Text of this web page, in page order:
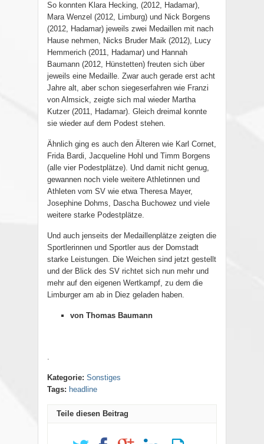
So konnten Klara Hecking, (2012, Hadamar),
Mara Wenzel (2012, Limburg) und Nick Borgens
(2012, Hadamar) jeweils zwei Medaillen mit nach
Hause nehmen, Nicks Bruder Maik (2012), Lucy
Hemmerich (2011, Hadamar) und Hannah
Baumann (2012, Hünstetten) freuten sich über
jeweils eine Medaille. Zwar auch gerade erst acht
Jahre alt, aber schon siegeserfahren wie Franzi
von Almsick, zeigte sich mal wieder Martha
Kutzer (2011, Hadamar). Gleich dreimal konnte
sie wieder auf dem Podest stehen.
Ähnlich ging es auch den Älteren wie Karl Cornet,
Frida Bardi, Jacqueline Hohl und Timm Borgens
(alle vier Podestplätze). Und damit nicht genug,
gewannen noch viele weitere Athletinnen und
Athleten vom SV wie etwa Theresa Mayer,
Josephine Dohms, Dascha Buchowez und viele
weitere starke Podestplätze.
Und auch jenseits der Medaillenplätze zeigten die
Sportlerinnen und Sportler aus der Domstadt
starke Leistungen. Die Weichen sind jetzt gestellt
und der Blick des SV richtet sich nun mehr und
mehr auf den eigenen Wertkampf, zu dem die
Limburger am ab in Diez geladen haben.
von Thomas Baumann
.
Kategorie: Sonstiges
Tags: headline
Teile diesen Beitrag